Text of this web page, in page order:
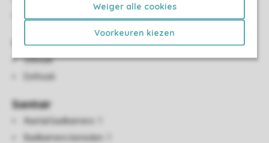
Weiger alle cookies
Voorkeuren kiezen
Eenpersoonsdekbedden en kussens
Woon-/eetkamer
Zithoek
Eethoek
Sanitair
Aantal badkamers: 1
Badkamers beneden: 1